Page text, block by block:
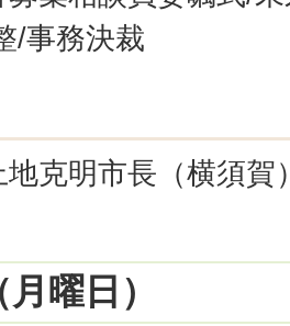
/事務決裁
克明市長（横須賀
曜日）